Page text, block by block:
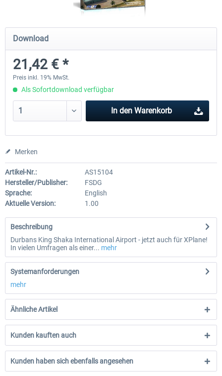
FSDG - Sharm El-Sheikh XP
15,47 € *
FSDG - Dakar XP
Download
21,42 € *
Preis inkl. 19% MwSt.
Als Sofortdownload verfügbar
In den Warenkorb
Merken
Artikel-Nr.:
AS15104
Hersteller/Publisher:
FSDG
Sprache:
English
Aktuelle Version:
1.00
Beschreibung
Durbans King Shaka International Airport - jetzt auch für XPlane!
In vielen Umfragen als einer... mehr
Systemanforderungen
mehr
Ähnliche Artikel
Kunden kauften auch
Kunden haben sich ebenfalls angesehen